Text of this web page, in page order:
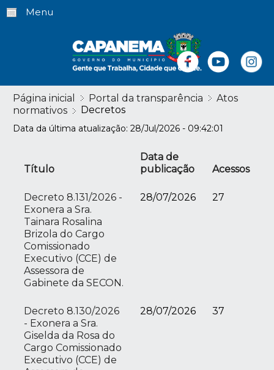
Menu
Página inicial Portal da transparência
Atos
normativos
Decretos
Data da última atualização: 28/Jul/2026 - 09:42:01
Título
Data de
publicação
Acessos
Decreto 8.131/2026 -
Exonera a Sra.
Tainara Rosalina
Brizola do Cargo
Comissionado
Executivo (CCE) de
Assessora de
Gabinete da SECON.
28/07/2026 27
Decreto 8.130/2026
- Exonera a Sra.
Giselda da Rosa do
Cargo Comissionado
Executivo (CCE) de
28/07/2026 37